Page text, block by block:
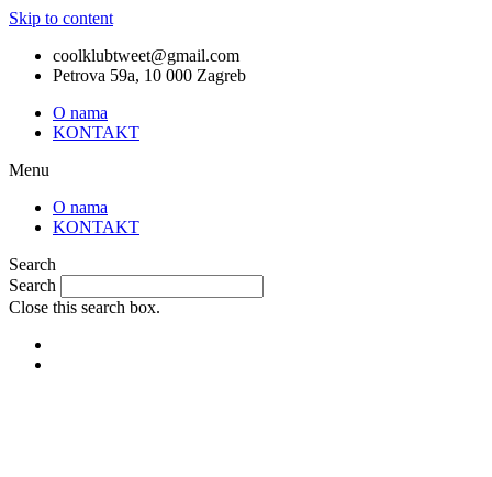
Skip to content
coolklubtweet@gmail.com
Petrova 59a, 10 000 Zagreb
O nama
KONTAKT
Menu
O nama
KONTAKT
Search
Search
Close this search box.